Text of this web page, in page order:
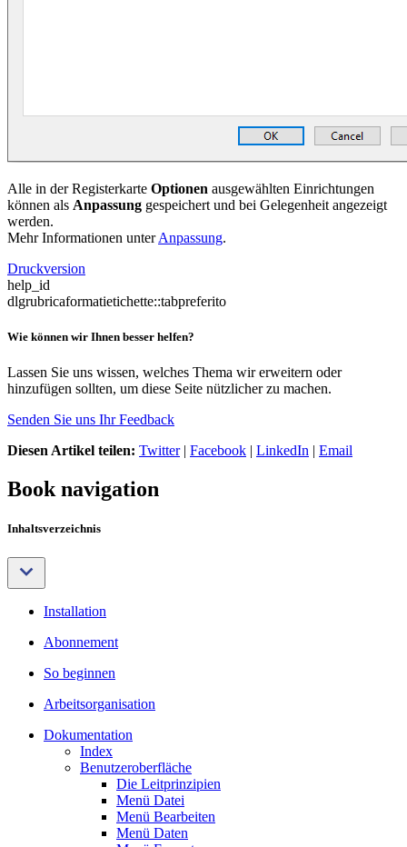
Alle in der Registerkarte Optionen ausgewählten Einrichtungen
können als Anpassung gespeichert und bei Gelegenheit angezeigt
werden.
Mehr Informationen unterAnpassung.
Druckversion
help_id
dlgrubricaformatietichette::tabpreferito
Wie können wir Ihnen besser helfen?
Lassen Sie uns wissen, welches Thema wir erweitern oder
hinzufügen sollten, um diese Seite nützlicher zu machen.
Senden Sie uns Ihr Feedback
Diesen Artikel teilen: Twitter| Facebook | LinkedIn | Email
Book navigation
Inhaltsverzeichnis
Installation
Abonnement
So beginnen
Arbeitsorganisation
Dokumentation
Index
Benutzeroberfläche
Die Leitprinzipien
Menü Datei
Menü Bearbeiten
Menü Daten